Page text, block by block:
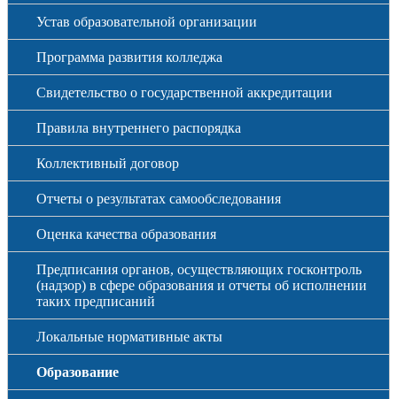
Устав образовательной организации
Программа развития колледжа
Свидетельство о государственной аккредитации
Правила внутреннего распорядка
Коллективный договор
Отчеты о результатах самообследования
Оценка качества образования
Предписания органов, осуществляющих госконтроль
(надзор) в сфере образования и отчеты об исполнении
таких предписаний
Локальные нормативные акты
Образование